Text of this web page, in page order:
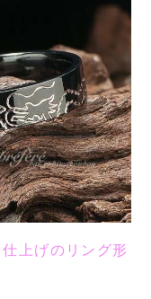
上げのリング形